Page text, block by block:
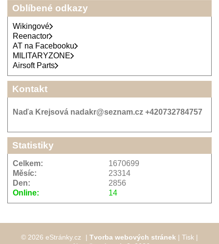
Oblíbené odkazy
Wikingové
Reenactor
AT na Facebooku
MILITARYZONE
Airsoft Parts
Kontakt
Naďa Krejsová nadakr@seznam.cz +420732784757
Statistiky
Online: 14
Celkem:
1670699
Měsíc:
23314
Den:
2856
© 2026 eStránky.cz | Tvorba webových stránek | Tisk |